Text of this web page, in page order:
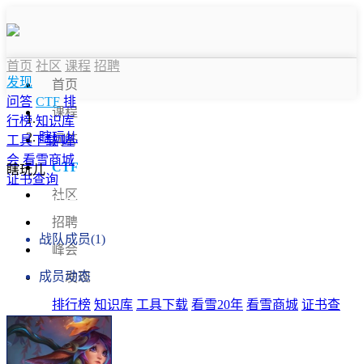
首页
课程
问答
CTF
社区
招聘
峰会
发现
排行榜 知识库 工具下载 看雪20年 看雪商城 证书查
询
首页 社区 课程 招聘
发现
问答 CTF 排
行榜 知识库
工具下载 峰
会 看雪商城
证书查询
瞎玩儿
瞎玩儿
战队信息
战队成员(1)
成员动态